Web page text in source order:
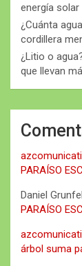
energía solar
¿Cuánta
cordillera
¿Litio o
que llevan
PARAÍSO
Daniel
PARAÍSO
árbol suma